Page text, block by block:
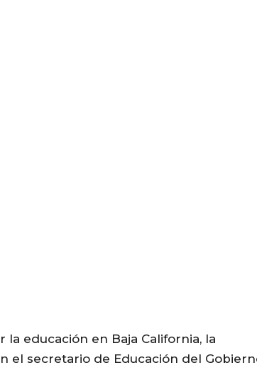
educación en Baja California, la
el secretario de Educación del